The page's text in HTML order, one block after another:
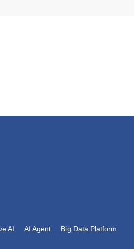
AI AI Agent
Big Data Platform